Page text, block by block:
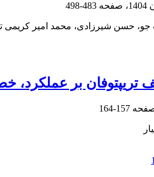
483-498
حسن شیرزادی، محمد امیر کریمی
تریپتوفان بر
157-164